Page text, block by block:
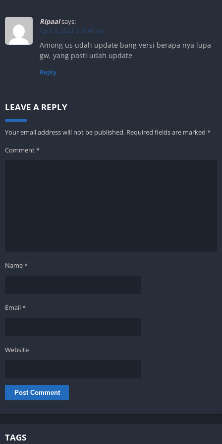
Ripaalsays:
April 3, 2021 at 8:48 pm
Among us udah update bang versi berapa nya lupa
gw, yang pasti udah update
Reply
LEAVE A REPLY
Your email address will not be published. Required fields are marked *
Comment*
Name*
Email*
Website
TAGS